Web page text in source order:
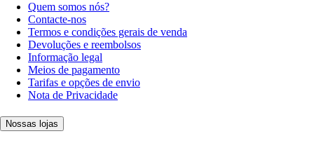
Quem somos nós?
Contacte-nos
Termos e condições gerais de venda
Devoluções e reembolsos
Informação legal
Meios de pagamento
Tarifas e opções de envio
Nota de Privacidade
Nossas lojas